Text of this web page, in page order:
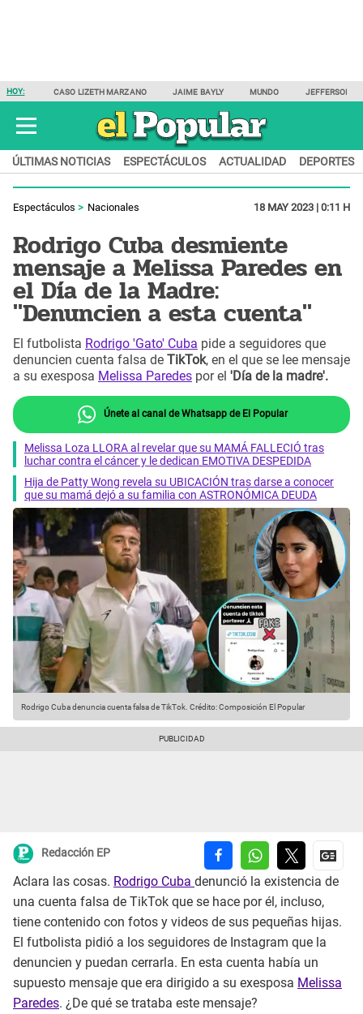
HOY: CASO LIZETH MARZANO JAIME BAYLY MUNDO JEFFERSON
ÚLTIMAS NOTICIAS ESPECTÁCULOS ACTUALIDAD DEPORTES
Espectáculos Nacionales 18 MAY 2023 | 0:11 H
Rodrigo Cuba desmiente
mensaje a Melissa Paredes en
el Día de la Madre:
"Denuncien a esta cuenta"
El futbolista Rodrigo 'Gato' Cuba pide a seguidores que
denuncien cuenta falsa de TikTok, en el que se lee mensaje
a su exesposa Melissa Paredes por el 'Día de la madre'.
Únete al canal de Whatsapp de El Popular
Melissa Loza LLORA al revelar que su MAMÁ FALLECIÓ tras
luchar contra el cáncer y le dedican EMOTIVA DESPEDIDA
Hija de Patty Wong revela su UBICACIÓN tras darse a conocer
que su mamá dejó a su familia con ASTRONÓMICA DEUDA
Rodrigo Cuba denuncia cuenta falsa de TikTok. Crédito: Composición El Popular
Redacción EP
Aclara las cosas. Rodrigo Cuba denunció la existencia de
una cuenta falsa de TikTok que se hace por él, incluso,
tiene contenido con fotos y videos de sus pequeñas hijas.
El futbolista pidió a los seguidores de Instagram que la
denuncien y puedan cerrarla. En esta cuenta había un
supuesto mensaje que era dirigido a su exesposa Melissa
Paredes. ¿De qué se trataba este mensaje?